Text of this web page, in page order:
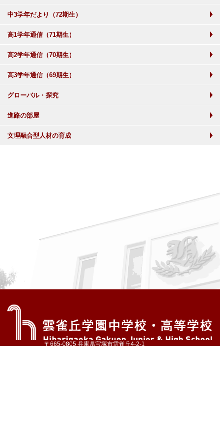
中3学年だより（72期生）
高1学年通信（71期生）
高2学年通信（70期生）
高3学年通信（69期生）
グローバル・探究
進路の部屋
文理融合型人材の育成
〒665-0805 兵庫県宝塚市雲雀丘4-2-1